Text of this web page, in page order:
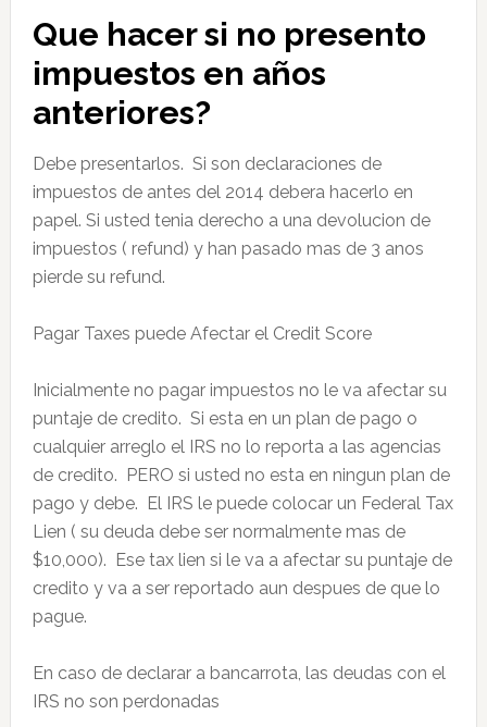
Que hacer si no presento
impuestos en años
anteriores?
Debe presentarlos. Si son declaraciones de
impuestos de antes del 2014 debera hacerlo en
papel. Si usted tenia derecho a una devolucion de
impuestos ( refund) y han pasado mas de 3 anos
pierde su refund.
Pagar Taxes puede Afectar el Credit Score
Inicialmente no pagar impuestos no le va afectar su
puntaje de credito. Si esta en un plan de pago o
cualquier arreglo el IRS no lo reporta a las agencias
de credito. PERO si usted no esta en ningun plan de
pago y debe. El IRS le puede colocar un Federal Tax
Lien ( su deuda debe ser normalmente mas de
$10,000). Ese tax lien si le va a afectar su puntaje de
credito y va a ser reportado aun despues de que lo
pague.
En caso de declarar a bancarrota, las deudas con el
IRS no son perdonadas